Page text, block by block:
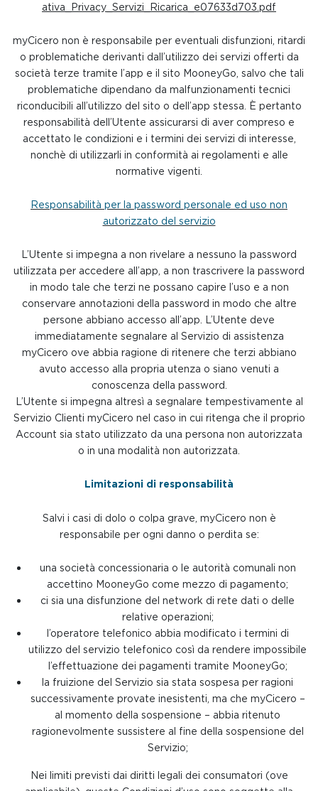
ativa_Privacy_Servizi_Ricarica_e07633d703.pdf
myCicero non è responsabile per eventuali disfunzioni, ritardi
o problematiche derivanti dall’utilizzo dei servizi offerti da
società terze tramite l’app e il sito MooneyGo, salvo che tali
problematiche dipendano da malfunzionamenti tecnici
riconducibili all’utilizzo del sito o dell’app stessa. È pertanto
responsabilità dell’Utente assicurarsi di aver compreso e
accettato le condizioni e i termini dei servizi di interesse,
nonchè di utilizzarli in conformità ai regolamenti e alle
normative vigenti.
Responsabilità per la password personale ed uso non
autorizzato del servizio
L’Utente si impegna a non rivelare a nessuno la password
utilizzata per accedere all’app, a non trascrivere la password
in modo tale che terzi ne possano capire l’uso e a non
conservare annotazioni della password in modo che altre
persone abbiano accesso all’app. L’Utente deve
immediatamente segnalare al Servizio di assistenza
myCicero ove abbia ragione di ritenere che terzi abbiano
avuto accesso alla propria utenza o siano venuti a
conoscenza della password.
L’Utente si impegna altresì a segnalare tempestivamente al
Servizio Clienti myCicero nel caso in cui ritenga che il proprio
Account sia stato utilizzato da una persona non autorizzata
o in una modalità non autorizzata.
Limitazioni di responsabilità
Salvi i casi di dolo o colpa grave, myCicero non è
responsabile per ogni danno o perdita se:
una società concessionaria o le autorità comunali non
accettino MooneyGo come mezzo di pagamento;
ci sia una disfunzione del network di rete dati o delle
relative operazioni;
l’operatore telefonico abbia modificato i termini di
utilizzo del servizio telefonico così da rendere impossibile
l’effettuazione dei pagamenti tramite MooneyGo;
la fruizione del Servizio sia stata sospesa per ragioni
successivamente provate inesistenti, ma che myCicero –
al momento della sospensione – abbia ritenuto
ragionevolmente sussistere al fine della sospensione del
Servizio;
Nei limiti previsti dai diritti legali dei consumatori (ove